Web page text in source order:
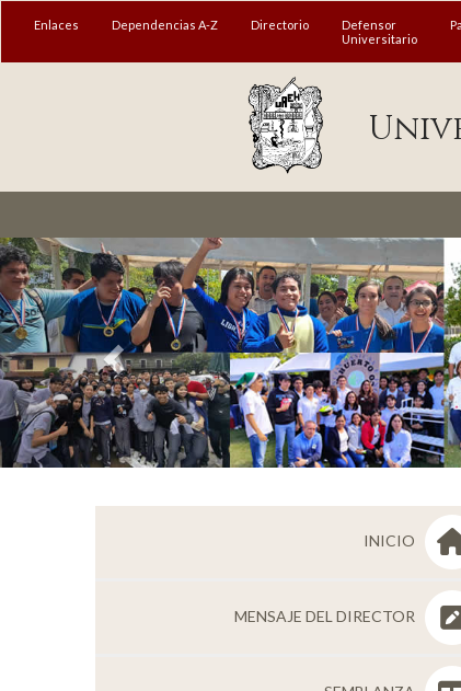
MENÚ
Patronato
Plataforma Garza
Publicaciones en línea
Acreditación Internacional
Alumnado
Aspirantes
Enlaces Dependencias A-Z Directorio
Defensor
Universitario
INICIO
MENSAJE DEL DIRECTOR